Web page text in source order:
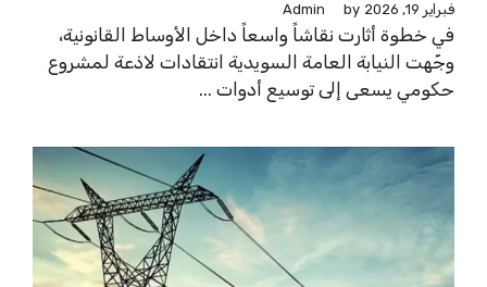
فبراير 19, 2026 by
Admin
في خطوة أثارت نقاشاً واسعاً داخل الأوساط القانونية،
وجّهت النيابة العامة السويدية انتقادات لاذعة لمشروع
حكومي يسعى إلى توسيع أدوات ...